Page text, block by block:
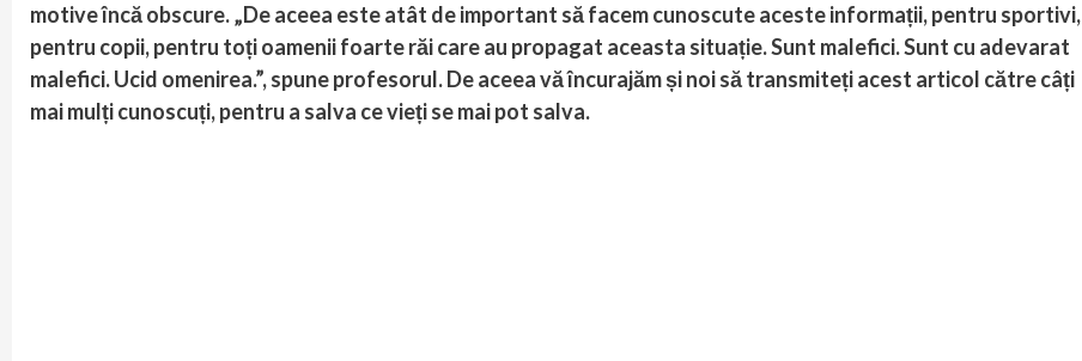
motive încă obscure. „De aceea este atât de important să facem cunoscute aceste informații, pentru sportivi,
pentru copii, pentru toți oamenii foarte răi care au propagat aceasta situație. Sunt malefici. Sunt cu adevarat
malefici. Ucid omenirea.”, spune profesorul. De aceea vă încurajăm și noi să transmiteți acest articol către câți
mai mulți cunoscuți, pentru a salva ce vieți se mai pot salva.